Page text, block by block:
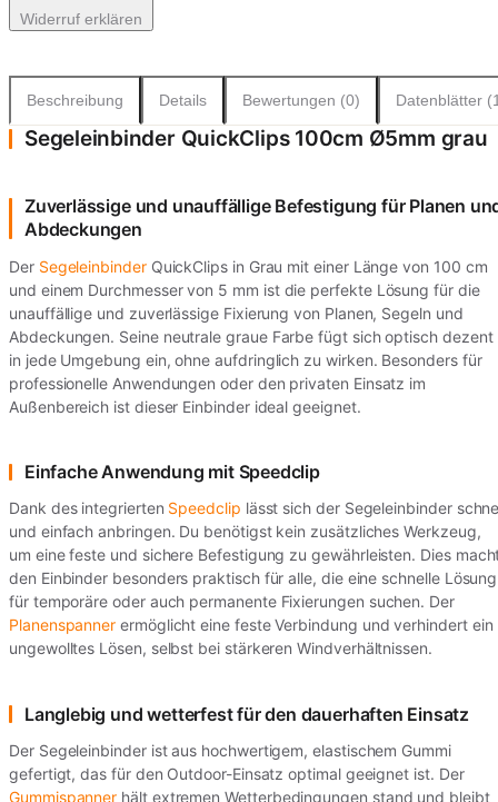
Widerruf erklären
Beschreibung Details Bewertungen (0) Datenblätter
Segeleinbinder QuickClips 100cm Ø5mm grau
Zuverlässige und unauffällige Befestigung für Planen
Abdeckungen
Der SegeleinbinderQuickClips in Grau mit einer Länge von 100 cm
und einem Durchmesser von 5 mm ist die perfekte Lösung für die
unauffällige und zuverlässige Fixierung von Planen, Segeln und
Abdeckungen. Seine neutrale graue Farbe fügt sich optisch dezent
in jede Umgebung ein, ohne aufdringlich zu wirken. Besonders für
professionelle Anwendungen oder den privaten Einsatz im
Außenbereich ist dieser Einbinder ideal geeignet.
Einfache Anwendung mit Speedclip
Dank des integrierten Speedclip lässt sich der Segeleinbinder
und einfach anbringen. Du benötigst kein zusätzliches Werkzeug,
um eine feste und sichere Befestigung zu gewährleisten. Dies
den Einbinder besonders praktisch für alle, die eine schnelle Lösung
für temporäre oder auch permanente Fixierungen suchen. Der
Planenspanner ermöglicht eine feste Verbindung und verhindert ein
ungewolltes Lösen, selbst bei stärkeren Windverhältnissen.
Langlebig und wetterfest für den dauerhaften Einsatz
Der Segeleinbinder ist aus hochwertigem, elastischem Gummi
gefertigt, das für den Outdoor-Einsatz optimal geeignet ist. Der
Gummispanner hält extremen Wetterbedingungen stand und bleibt